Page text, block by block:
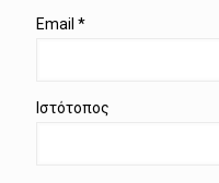
Email *
Ιστότοπος